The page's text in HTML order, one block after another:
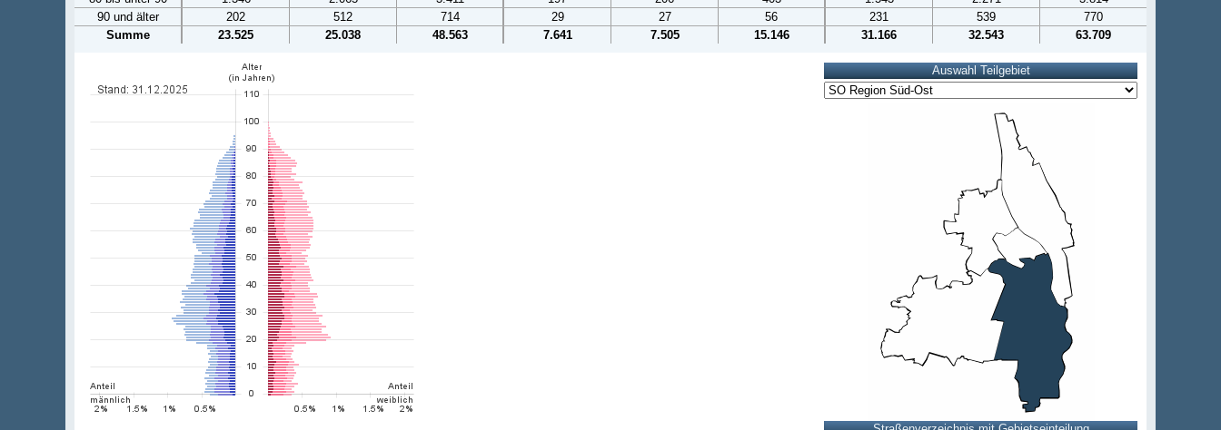
90 und älter
202 512 714 29 27 56 231 539
770
Summe
23.525 25.038 48.563 7.641 7.505 15.146 31.166 32.543 63.709